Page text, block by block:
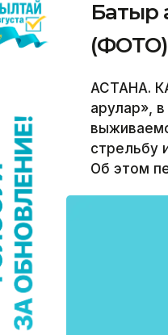
Батыр
(ФОТО)
АСТАНА.
арулар»,
стрельбу
Об этом